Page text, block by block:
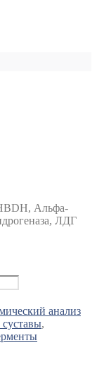
Альфа-
ЛДГ
анализ
,